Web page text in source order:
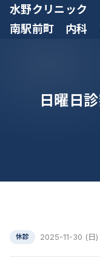
水野クリニック
南駅前町 内科
日曜日
休診 2025-11-30 (日)